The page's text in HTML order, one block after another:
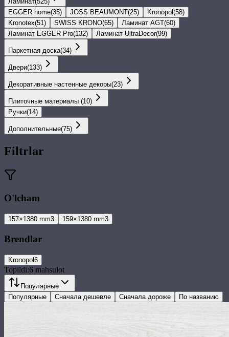
EGGER home(35) JOSS BEAUMONT(25) Kronopol (58)
Kronotex(51) SWISS KRONO(65) Ламинат AGT(60)
Ламинат EGGER Pro(132) Ламинат UltraDecor(99)
Паркетная доска(34)
Двери(133)
Декоративные настенные декоры(23)
Плиточные материалы (10)
Ручки(14)
Дополнительные(75)
Filtrlar
O'lcham
157×1380 mm3 159×1380 mm3
Brendlar
Kronopol 6
Topildi:6 mahsulot
Популярные
Популярные
Сначала дешевле Сначала дороже По названию